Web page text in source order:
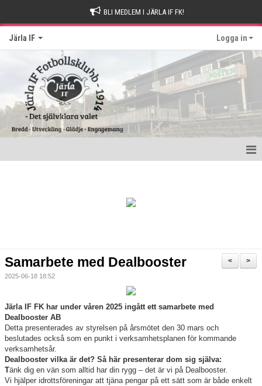
BLI MEDLEM I JÄRLA IF FK!
Järla IF Logga in
Trygg förening
Vårdnadshavare
Sponsorer
>
<
Samarbete med Dealbooster
2025-06-18 18:52
Järla IF FK har under våren 2025 ingått ett samarbete med
Dealbooster AB
Detta presenterades av styrelsen på årsmötet den 30 mars och
beslutades också som en punkt i verksamhetsplanen för kommande
verksamhetsår.
Dealbooster vilka är det? Så här presenterar dom sig själva:
Tänk dig en vän som alltid har din rygg – det är vi på Dealbooster.
Vi hjälper idrottsföreningar att tjäna pengar på ett sätt som är både enkelt